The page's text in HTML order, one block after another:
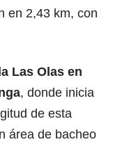
en 2,43 km, con
Las Olas en
, donde inicia
de esta
área de bacheo